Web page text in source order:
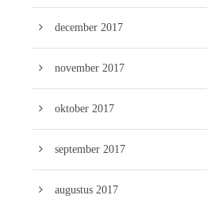
december 2017
november 2017
oktober 2017
september 2017
augustus 2017